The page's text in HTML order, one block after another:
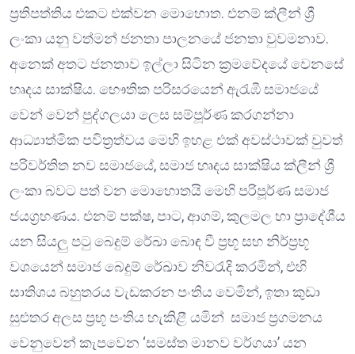
ප්‍රතිපත්තිය එකට එක්වන මොහොත. එනම් ක්ලීන් ශ්‍රී
ලංකා යනු වත්මන් ජනතා පාලනයේ ජනතා වුවමනාව.
අනෙක් අතට ජනතාව ඉල්ලා සිටින ක්‍රමවේදයේ වෙනසේ
හෘදය සාක්ෂිය. භෞතික පරිසරයෙන් ඇරැඹී සමාජයේ
වෙන් වෙන් පුද්ගලයා ලෙස සම්පූර්ණ කරගන්නා
ආධ්‍යාත්මික පවිත්‍රත්වය මෙහි ඉහළ එක් අවස්ථාවක් වුවත්
පරිවර්තිත නව සමාජයේ, සමාජ හෘදය සාක්ෂිය ක්ලීන් ශ්‍රී
ලංකා බවට පත් වන මොහොතයි මෙහි පරිපූර්ණ සමාජ
ජයග්‍රහණය. එනම් පක්ෂ, පාට, ආගම්, කුලමල හා ප්‍රාදේශීය
යන සියලු පටු බෙදුම් රේඛා බොඳ වී ප්‍රභූ සහ නිර්ප්‍රභූ
වශයෙන් සමාජ බෙදුම් රේඛාව නිවරැදි කරමින්, එහි
සාතිශය බහුතරය වැඩකරන පංතිය වෙමින්, ඉතා කුඩා
සුළුතර අලස ප්‍රභූ පංතිය හැකිළී යමින් සමාජ ප්‍රගමනය
වෙනුවෙන් කැපවෙන ‘සමස්ත මානව වර්ගයා’ යන